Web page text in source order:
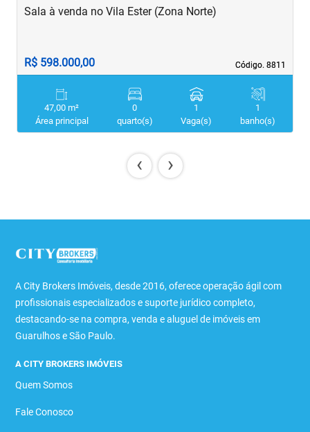
Código. 8811
Código. 8811
Sala à venda no Vila Ester (Zona Norte)
R$ 598.000,00
47,00 m²
Área principal
0
quarto(s)
1
Vaga(s)
1
banho(s)
‹ ›
A City Brokers Imóveis, desde 2016, oferece operação ágil com
profissionais especializados e suporte jurídico completo,
destacando-se na compra, venda e aluguel de imóveis em
Guarulhos e São Paulo.
A CITY BROKERS IMÓVEIS
Quem Somos
Fale Conosco